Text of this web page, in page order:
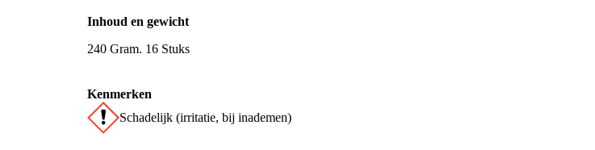
Inhoud en gewicht
240 Gram. 16 Stuks
Kenmerken
Schadelijk (irritatie, bij inademen)